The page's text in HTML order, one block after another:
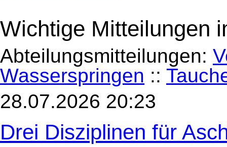
Wichtige Mitteilungen
Abteilungsmitteilungen:
Wasserspringen ::
28.07.2026 20:23
Drei Disziplinen für